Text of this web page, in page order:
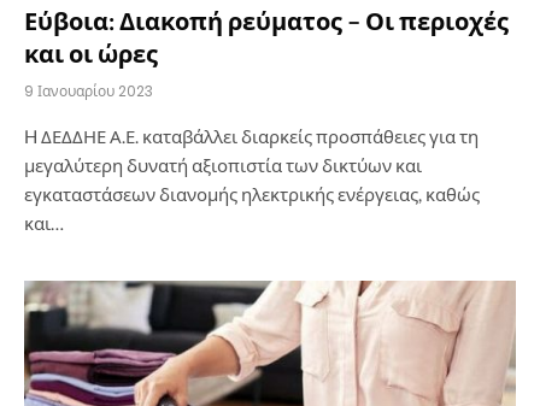
Εύβοια: Διακοπή ρεύματος – Οι περιοχές
και οι ώρες
9 Ιανουαρίου 2023
H ΔΕΔΔΗΕ Α.Ε. καταβάλλει διαρκείς προσπάθειες για τη
μεγαλύτερη δυνατή αξιοπιστία των δικτύων και
εγκαταστάσεων διανομής ηλεκτρικής ενέργειας, καθώς
και…